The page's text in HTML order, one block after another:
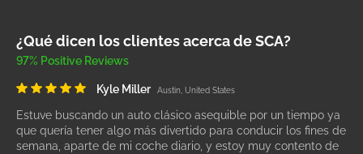
¿Qué dicen los clientes acerca de SCA?
97% Positive Reviews
Kyle Miller Austin, United States
Estuve buscando un auto clásico asequible por un tiempo ya
que quería tener algo más divertido para conducir los fines de
semana, aparte de mi coche diario, y estoy muy contento de